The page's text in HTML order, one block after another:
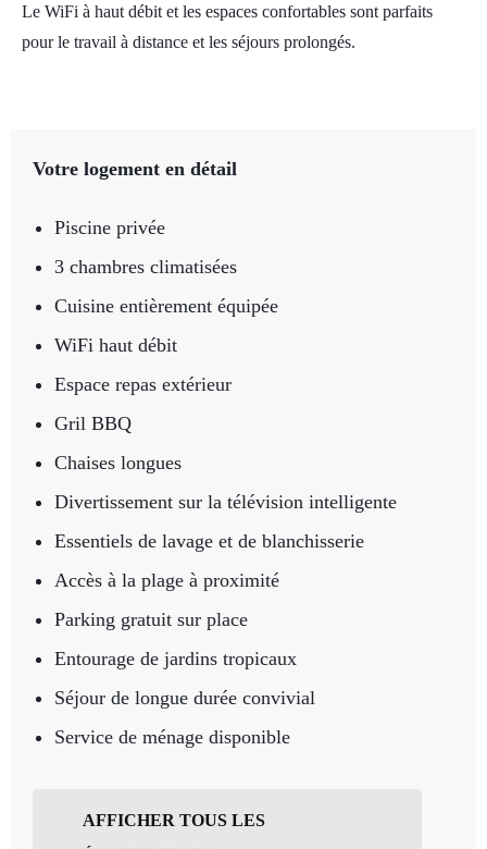
Le WiFi à haut débit et les espaces confortables sont parfaits
pour le travail à distance et les séjours prolongés.
Votre logement en détail
Piscine privée
3 chambres climatisées
Cuisine entièrement équipée
WiFi haut débit
Espace repas extérieur
Gril BBQ
Chaises longues
Divertissement sur la télévision intelligente
Essentiels de lavage et de blanchisserie
Accès à la plage à proximité
Parking gratuit sur place
Entourage de jardins tropicaux
Séjour de longue durée convivial
Service de ménage disponible
AFFICHER TOUS LES